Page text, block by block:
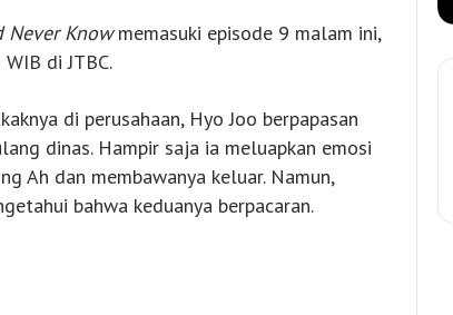
Never Knowmemasuki episode 9 malam ini,
di JTBC.
di perusahaan, Hyo Joo berpapasan
dinas. Hampir saja ia meluapkan emosi
Ah dan membawanya keluar. Namun,
bahwa keduanya berpacaran.